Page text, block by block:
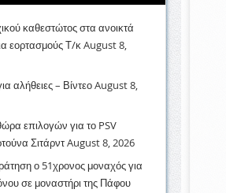
καθεστώτος στα ανοικτά
εορτασμούς Τ/κAugust 8,
αλήθειες – ΒίντεοAugust 8,
επιλογών για το PSV
ΣιτάρντAugust 8, 2026
ο 51χρονος μοναχός για
σε μοναστήρι της Πάφου